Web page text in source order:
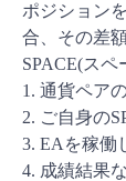
ポジション
合、その差
SPACE(ス
1. 通貨ペア
2. ご自身の
3. EAを稼働
4. 成績結果